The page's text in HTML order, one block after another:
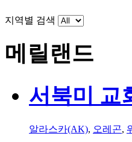
지역별 검색
메릴랜드
서북미 교
알라스카(AK), 오레곤,